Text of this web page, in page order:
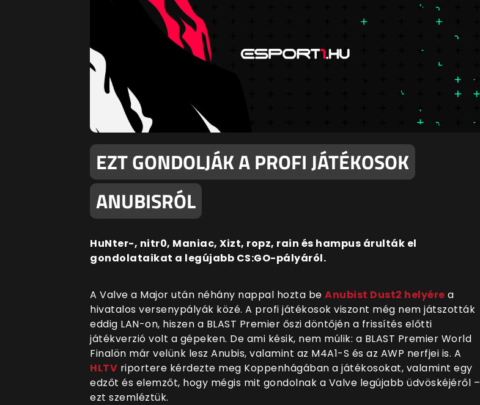
EZT GONDOLJÁK A PROFI JÁTÉKOSOK
ANUBISRÓL
HuNter-, nitr0, Maniac, Xizt, ropz, rain és hampus árulták el
gondolataikat a legújabb CS:GO-pályáról.
A Valve a Major után néhány nappal hozta be Anubist Dust2 helyére a
hivatalos versenypályák közé. A profi játékosok viszont még nem játszották
eddig LAN-on, hiszen a BLAST Premier őszi döntőjén a frissítés előtti
játékverzió volt a gépeken. De ami késik, nem múlik: a BLAST Premier World
Finalön már velünk lesz Anubis, valamint az M4A1-S és az AWP nerfjei is. A
HLTV riportere kérdezte meg Koppenhágában a játékosokat, valamint egy
edzőt és elemzőt, hogy mégis mit gondolnak a Valve legújabb üdvöskéjéről –
ezt szemléztük.